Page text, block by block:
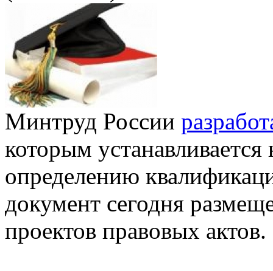
Минтруд России
которым
определению
документ сегодня
проектов правовых актов.